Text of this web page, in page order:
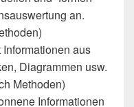
an.
aus
Diagrammen usw.
Methoden)
Informationen